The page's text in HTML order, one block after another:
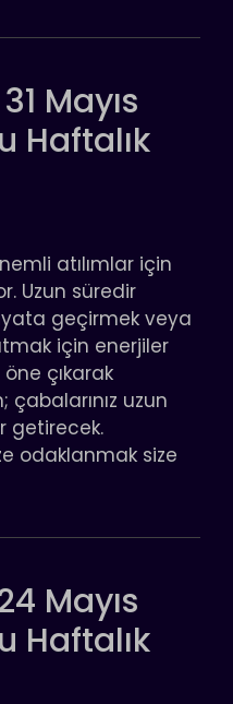
Mayıs
Haftalık
atılımlar için
Uzun süredir
geçirmek veya
için enerjiler
çıkarak
uzun
getirecek.
odaklanmak size
Mayıs
Haftalık